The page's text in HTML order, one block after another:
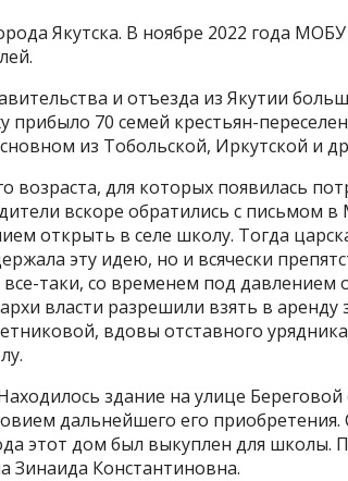
Якутска. В ноябре 2022 года
и отъезда из Якутии
70 семей крестьян-
из Тобольской, Иркутской и
возраста, для которых появилась
вскоре обратились с письмом в
открыть в селе школу. Тогда
эту идею, но и всячески
таки, со временем под давлением
власти разрешили взять в аренду
вдовы отставного
здание на улице
дальнейшего его приобретения.
этот дом был выкуплен для школы.
Зинаида Константиновна.